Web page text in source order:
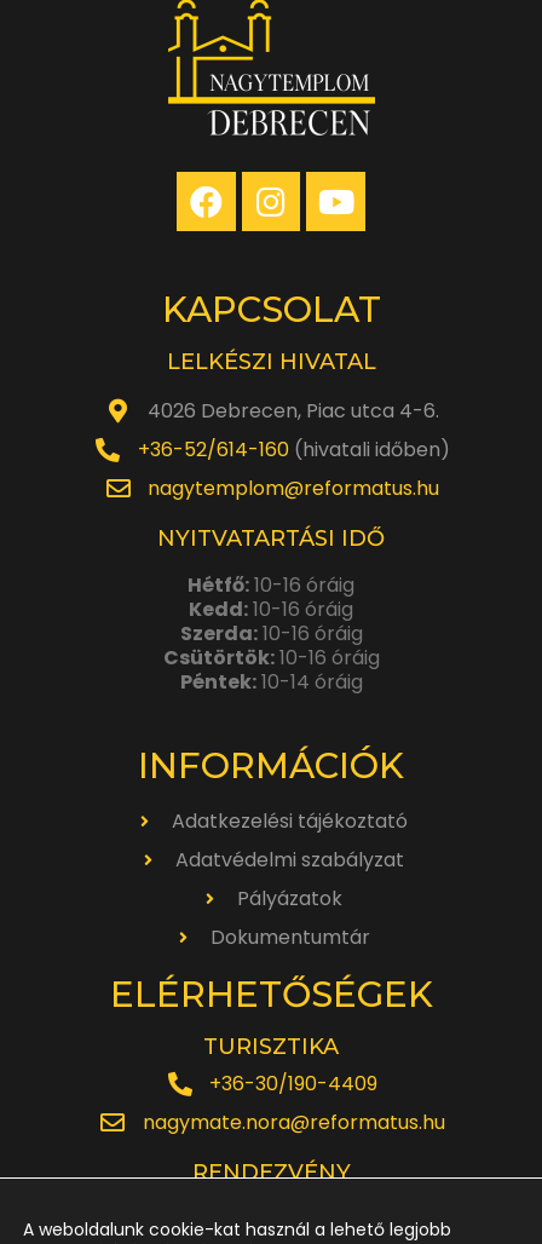
KAPCSOLAT
LELKÉSZI HIVATAL
4026 Debrecen, Piac utca 4-6.
+36-52/614-160(hivatali időben)
nagytemplom@reformatus.hu
NYITVATARTÁSI IDŐ
Hétfő:10-16 óráig
Kedd:10-16 óráig
Szerda:10-16 óráig
Csütörtök:10-16 óráig
Péntek:10-14 óráig
INFORMÁCIÓK
Adatkezelési tájékoztató
Adatvédelmi szabályzat
Pályázatok
Dokumentumtár
ELÉRHETŐSÉGEK
TURISZTIKA
+36-30/190-4409
nagymate.nora@reformatus.hu
RENDEZVÉNY
A weboldalunk cookie-kat használ a lehető legjobb